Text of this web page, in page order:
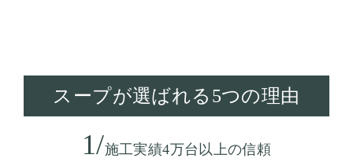
スープが選ばれる5つの理由
1/施工実績4万台以上の信頼